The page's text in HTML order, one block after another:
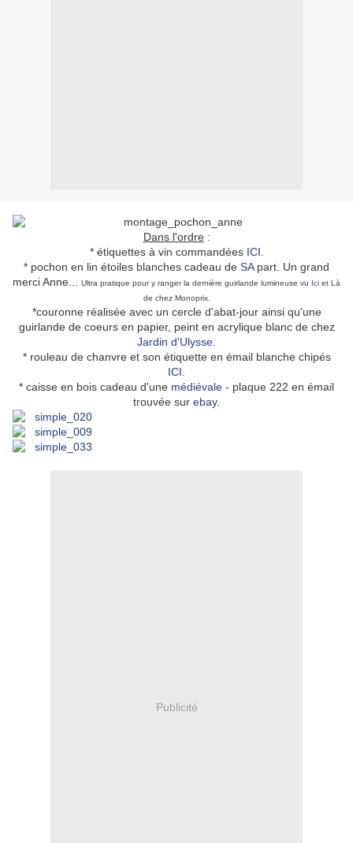
Dans l'ordre:
* étiquettes à vin commandées ICI
* pochon en lin étoiles blanches cadeau de SApart. Un grand
merci Anne...
Ultra pratique pour y ranger la dernière guirlande lumineuse vu Ici et Là
de chez Monoprix.
*couronne réalisée avec un cercle d'abat-jour ainsi qu'une
guirlande de coeurs en papier, peint en acrylique blanc de chez
Jardin d'Ulysse
* rouleau de chanvre et son étiquette en émail blanche chipés
ICI
* caisse en bois cadeau d'une médiévale - plaque 222 en émail
trouvée sur ebay.
Publicité